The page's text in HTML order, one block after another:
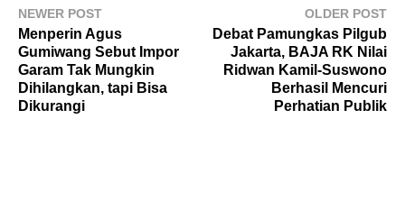
NEWER POST
Menperin Agus
Gumiwang Sebut Impor
Garam Tak Mungkin
Dihilangkan, tapi Bisa
Dikurangi
OLDER POST
Debat Pamungkas Pilgub
Jakarta, BAJA RK Nilai
Ridwan Kamil-Suswono
Berhasil Mencuri
Perhatian Publik